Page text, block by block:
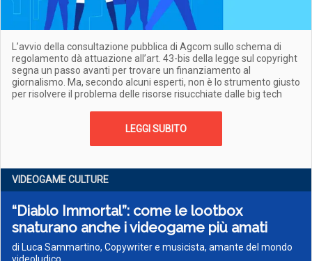
L’avvio della consultazione pubblica di Agcom sullo schema di
regolamento dà attuazione all’art. 43-bis della legge sul copyright
segna un passo avanti per trovare un finanziamento al
giornalismo. Ma, secondo alcuni esperti, non è lo strumento giusto
per risolvere il problema delle risorse risucchiate dalle big tech
LEGGI SUBITO
VIDEOGAME CULTURE
“Diablo Immortal”: come le lootbox
snaturano anche i videogame più amati
di Luca Sammartino, Copywriter e musicista, amante del mondo